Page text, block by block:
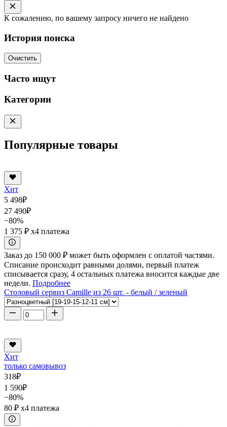
К сожалению, по вашему запросу ничего не найдено
История поиска
Очистить
Часто ищут
Категории
Популярные товары
Хит
5 498₽
27 490₽
−80%
1 375 ₽ x4 платежа
Заказ до 150 000 ₽ может быть оформлен с оплатой частями.
Списание происходит равными долями, первый платеж
списывается сразу, 4 остальных платежа вносится каждые две
недели. Подробнее
Столовый сервиз Camille из 26 шт. - белый / зеленый
Хит
только самовывоз
318₽
1 590₽
−80%
80 ₽ x4 платежа